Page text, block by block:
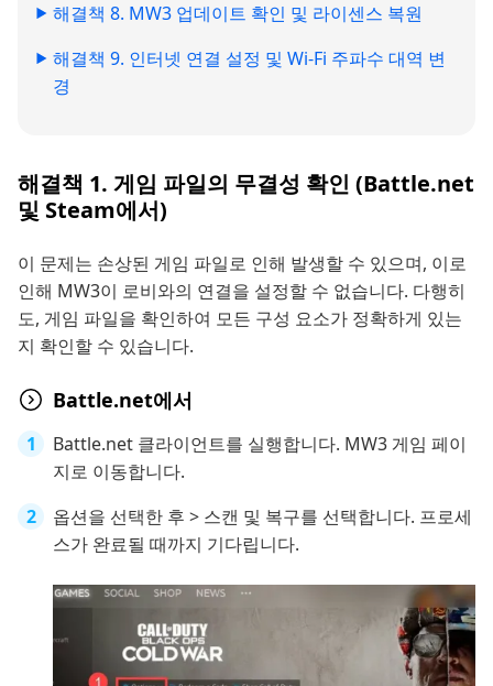
해결책 8. MW3 업데이트 확인 및 라이센스 복원
해결책 9. 인터넷 연결 설정 및 Wi-Fi 주파수 대역 변
경
해결책 1. 게임 파일의 무결성 확인 (Battle.net
및 Steam에서)
이 문제는 손상된 게임 파일로 인해 발생할 수 있으며, 이로
인해 MW3이 로비와의 연결을 설정할 수 없습니다. 다행히
도, 게임 파일을 확인하여 모든 구성 요소가 정확하게 있는
지 확인할 수 있습니다.
Battle.net에서
Battle.net 클라이언트를 실행합니다. MW3 게임 페이
지로 이동합니다.
옵션을 선택한 후 > 스캔 및 복구를 선택합니다. 프로세
스가 완료될 때까지 기다립니다.